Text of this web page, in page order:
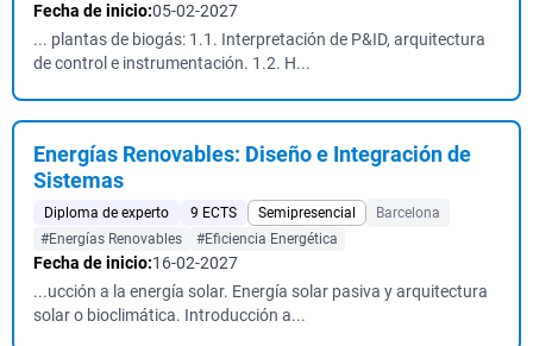
Fecha de inicio:05-02-2027
... plantas de biogás: 1.1. Interpretación de P&ID, arquitectura
de control e instrumentación. 1.2. H...
Energías Renovables: Diseño e Integración de
Sistemas
Diploma de experto 9 ECTS Semipresencial
Barcelona
#Energías Renovables
#Eficiencia Energética
Fecha de inicio:16-02-2027
...ucción a la energía solar. Energía solar pasiva y arquitectura
solar o bioclimática. Introducción a...